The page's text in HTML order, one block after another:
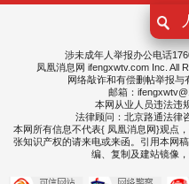
涉未成年人举报办公电话
凤凰消息网 ifengxwtv.com Inc. All
网络敲诈和有偿删帖举报与
邮箱：
本网从业人员违法违
法律顾问：北京路通法律
本网所有信息不代表{ 凤凰消息 网}观点
张知识产权的请来电或来函。引用本网
编、复制及建站镜像